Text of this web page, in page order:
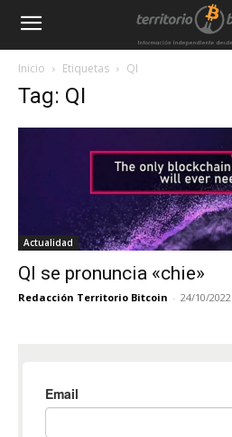
Inicio Etiquetas QI
Tag: QI
Actualidad
QI se pronuncia «chie»
Redacción Territorio Bitcoin - 24/10/2022